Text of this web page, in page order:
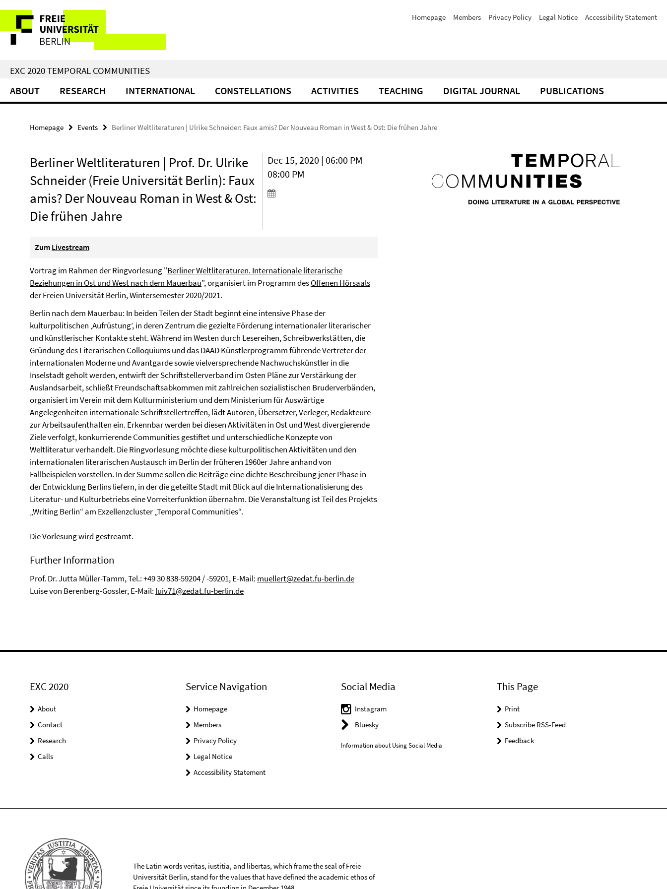
direkt
zu
Inhalt
Service
Navigation
Homepage Members Privacy Policy Legal Notice Accessibility Statement
EXC 2020 TEMPORAL COMMUNITIES
ABOUT RESEARCH INTERNATIONAL CONSTELLATIONS ACTIVITIES TEACHING DIGITAL JOURNAL PUBLICATIONS
Homepage Events Berliner Weltliteraturen | Ulrike Schneider: Faux amis? Der Nouveau Roman in West & Ost: Die frühen Jahre
Berliner Weltliteraturen | Prof. Dr. Ulrike
Schneider (Freie Universität Berlin): Faux
amis? Der Nouveau Roman in West & Ost:
Die frühen Jahre
Dec 15, 2020 | 06:00 PM -
08:00 PM
Zum Livestream
Vortrag im Rahmen der Ringvorlesung "Berliner Weltliteraturen. Internationale literarische
Beziehungen in Ost und West nach dem Mauerbau", organisiert im Programm desOffenen Hörsaals
der Freien Universität Berlin, Wintersemester 2020/2021.
Berlin nach dem Mauerbau: In beiden Teilen der Stadt beginnt eine intensive Phase der
kulturpolitischen ‚Aufrüstung’, in deren Zentrum die gezielte Förderung internationaler literarischer
und künstlerischer Kontakte steht. Während im Westen durch Lesereihen, Schreibwerkstätten, die
Gründung des Literarischen Colloquiums und das DAAD Künstlerprogramm führende Vertreter der
internationalen Moderne und Avantgarde sowie vielversprechende Nachwuchskünstler in die
Inselstadt geholt werden, entwirft der Schriftstellerverband im Osten Pläne zur Verstärkung der
Auslandsarbeit, schließt Freundschaftsabkommen mit zahlreichen sozialistischen Bruderverbänden,
organisiert im Verein mit dem Kulturministerium und dem Ministerium für Auswärtige
Angelegenheiten internationale Schriftstellertreffen, lädt Autoren, Übersetzer, Verleger, Redakteure
zur Arbeitsaufenthalten ein. Erkennbar werden bei diesen Aktivitäten in Ost und West divergierende
Ziele verfolgt, konkurrierende Communities gestiftet und unterschiedliche Konzepte von
Weltliteratur verhandelt. Die Ringvorlesung möchte diese kulturpolitischen Aktivitäten und den
internationalen literarischen Austausch im Berlin der früheren 1960er Jahre anhand von
Fallbeispielen vorstellen. In der Summe sollen die Beiträge eine dichte Beschreibung jener Phase in
der Entwicklung Berlins liefern, in der die geteilte Stadt mit Blick auf die Internationalisierung des
Literatur- und Kulturbetriebs eine Vorreiterfunktion übernahm. Die Veranstaltung ist Teil des Projekts
„Writing Berlin“ am Exzellenzcluster „Temporal Communities“.
Die Vorlesung wird gestreamt.
Further Information
Prof. Dr. Jutta Müller-Tamm, Tel.: +49 30 838-59204 / -59201, E-Mail: muellert@zedat.fu-berlin.de
Luise von Berenberg-Gossler, E-Mail: luiv71@zedat.fu-berlin.de
EXC 2020
About
Contact
Research
Calls
Service Navigation
Homepage
Members
Privacy Policy
Legal Notice
Accessibility Statement
Social Media
Instagram
Bluesky
Information about Using Social Media
This Page
Print
Subscribe RSS-Feed
Feedback
The Latin words veritas, iustitia, and libertas, which frame the seal of Freie
Universität Berlin, stand for the values that have defined the academic ethos of